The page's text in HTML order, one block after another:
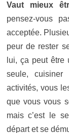
Vaut mieux
pensez-vous
acceptée.
peur de rester
lui, ça peut
seule,
activités, vous
que vous vous
mais c’est le
départ et se